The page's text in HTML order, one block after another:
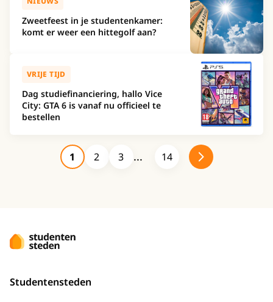
Zweetfeest in je studentenkamer:
komt er weer een hittegolf aan?
VRIJE TIJD
Dag studiefinanciering, hallo Vice
City: GTA 6 is vanaf nu officieel te
bestellen
1 2 3 14
Studentensteden